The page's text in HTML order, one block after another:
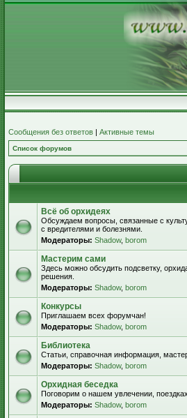
Сообщения без ответов | Активные темы
Список форумов
Всё об орхидеях
Обсуждаем вопросы, связанные с
с вредителями и болезнями.
Модераторы: Shadow, borom
Мастерим сами
Здесь можно обсудить подсветку,
решения.
Модераторы: Shadow, borom
Конкурсы
Приглашаем всех форумчан!
Модераторы: Shadow, borom
Библиотека
Статьи, справочная информация,
Модераторы: Shadow, borom
Орхидная беседка
Поговорим о нашем увлечении,
Модераторы: Shadow, borom